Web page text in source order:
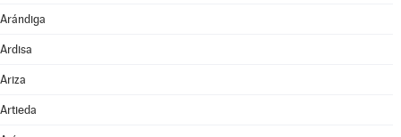
Arándiga
Ardisa
Ariza
Artieda